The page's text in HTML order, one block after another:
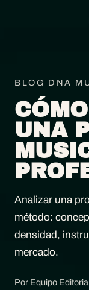
BLOG DNA
UNA
Analizar una
método:
densidad,
mercado.
Por Equipo